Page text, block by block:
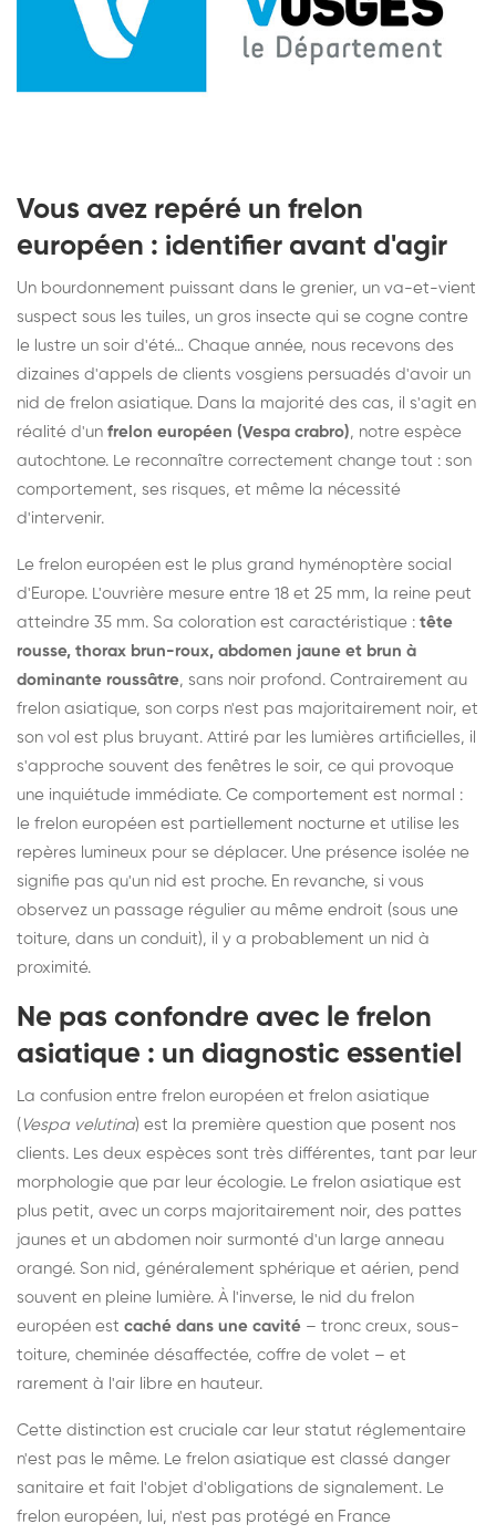
Vous avez repéré un frelon
européen : identifier avant d'agir
Un bourdonnement puissant dans le grenier, un va-et-vient
suspect sous les tuiles, un gros insecte qui se cogne contre
le lustre un soir d'été… Chaque année, nous recevons des
dizaines d'appels de clients vosgiens persuadés d'avoir un
nid de frelon asiatique. Dans la majorité des cas, il s'agit en
réalité d'un frelon européen (Vespa crabro), notre espèce
autochtone. Le reconnaître correctement change tout : son
comportement, ses risques, et même la nécessité
d'intervenir.
Le frelon européen est le plus grand hyménoptère social
d'Europe. L'ouvrière mesure entre 18 et 25 mm, la reine peut
atteindre 35 mm. Sa coloration est caractéristique : tête
rousse, thorax brun-roux, abdomen jaune et brun à
dominante roussâtre, sans noir profond. Contrairement au
frelon asiatique, son corps n'est pas majoritairement noir, et
son vol est plus bruyant. Attiré par les lumières artificielles, il
s'approche souvent des fenêtres le soir, ce qui provoque
une inquiétude immédiate. Ce comportement est normal :
le frelon européen est partiellement nocturne et utilise les
repères lumineux pour se déplacer. Une présence isolée ne
signifie pas qu'un nid est proche. En revanche, si vous
observez un passage régulier au même endroit (sous une
toiture, dans un conduit), il y a probablement un nid à
proximité.
Ne pas confondre avec le frelon
asiatique : un diagnostic essentiel
La confusion entre frelon européen et frelon asiatique
( Vespa velutina) est la première question que posent nos
clients. Les deux espèces sont très différentes, tant par leur
morphologie que par leur écologie. Le frelon asiatique est
plus petit, avec un corps majoritairement noir, des pattes
jaunes et un abdomen noir surmonté d'un large anneau
orangé. Son nid, généralement sphérique et aérien, pend
souvent en pleine lumière. À l'inverse, le nid du frelon
européen est caché dans une cavité – tronc creux, sous-
toiture, cheminée désaffectée, coffre de volet – et
rarement à l'air libre en hauteur.
Cette distinction est cruciale car leur statut réglementaire
n'est pas le même. Le frelon asiatique est classé danger
sanitaire et fait l'objet d'obligations de signalement. Le
frelon européen, lui, n'est pas protégé en France